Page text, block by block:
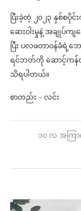
ပြီးခဲ့တဲ့ ၂၀၂၃ နှစ်စ
ဆေးဝါးမှုနဲ့ အချုပ်က
ပြီး ပလဖတာဝန်ခံရဲ့ဘ
ရင်ဘတ်ကို ဆောင့်က
သိရပါတယ်။
စာတည်း – လင်း
၁၀ လ အကြ